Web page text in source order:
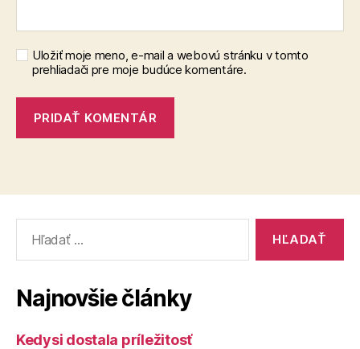
Uložiť moje meno, e-mail a webovú stránku v tomto
prehliadači pre moje budúce komentáre.
Najnovšie články
Kedysi dostala príležitosť